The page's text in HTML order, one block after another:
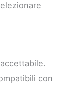
con